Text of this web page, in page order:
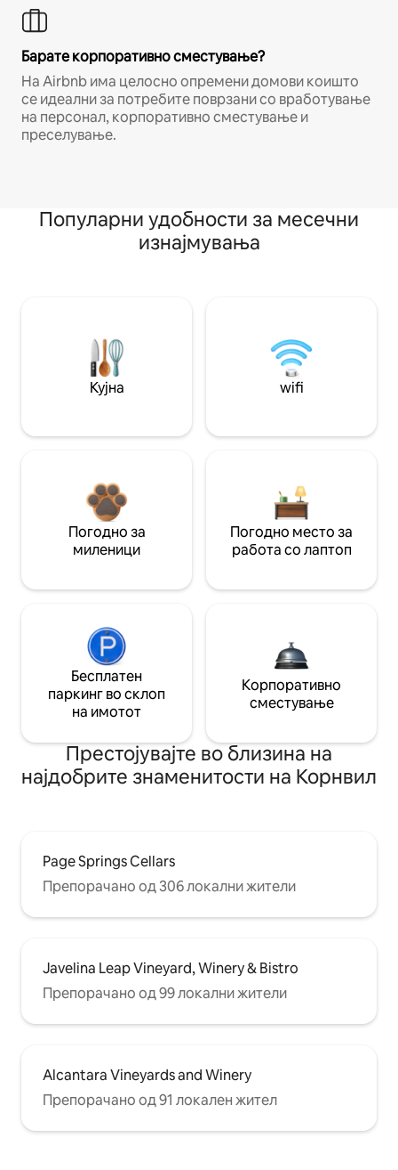
Барате корпоративно сместување?
На Airbnb има целосно опремени домови коишто
се идеални за потребите поврзани со вработување
на персонал, корпоративно сместување и
преселување.
Популарни удобности за месечни
изнајмувања
Кујна wifi
Погодно за
миленици
Погодно место за
работа со лаптоп
Бесплатен
паркинг во склоп
на имотот
Корпоративно
сместување
Престојувајте во близина на
најдобрите знаменитости на Корнвил
Page Springs Cellars
Препорачано од 306 локални жители
Javelina Leap Vineyard, Winery & Bistro
Препорачано од 99 локални жители
Alcantara Vineyards and Winery
Препорачано од 91 локален жител